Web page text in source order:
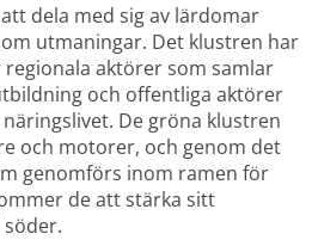
dela med sig av lärdomar
utmaningar. Det klustren har
aktörer som samlar
och offentliga aktörer
De gröna klustren
och motorer, och genom det
genomförs inom ramen för
de att stärka sitt